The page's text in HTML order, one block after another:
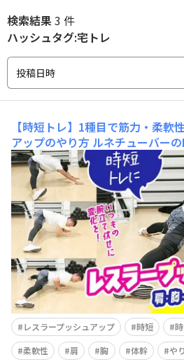
検索結果3 件
ハッシュタグ:宅トレ
投稿日時
【時短トレ】1種目で筋力・柔軟
アップのやり方 ルネチューバー
ンス公式YouTube「ルネサンス
した(^^)/ 今回は 【時短ト
軟性UP！レスラープッシュアッ
です(^^) &nbs
レスラープッシュアップ 時短
柔軟性
肩 胸 体幹 や